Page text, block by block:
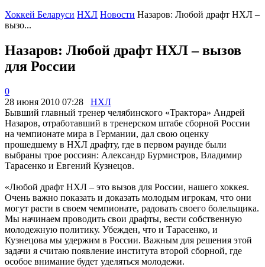
Хоккей Беларуси НХЛ Новости Назаров: Любой драфт НХЛ –
вызо...
Назаров: Любой драфт НХЛ – вызов
для России
0
28 июня 2010 07:28
НХЛ
Бывший главный тренер челябинского «Трактора» Андрей
Назаров, отработавший в тренерском штабе сборной России
на чемпионате мира в Германии, дал свою оценку
прошедшему в НХЛ драфту, где в первом раунде были
выбраны трое россиян: Александр Бурмистров, Владимир
Тарасенко и Евгений Кузнецов.
«Любой драфт НХЛ – это вызов для России, нашего хоккея.
Очень важно показать и доказать молодым игрокам, что они
могут расти в своем чемпионате, радовать своего болельщика.
Мы начинаем проводить свои драфты, вести собственную
молодежную политику. Убежден, что и Тарасенко, и
Кузнецова мы удержим в России. Важным для решения этой
задачи я считаю появление института второй сборной, где
особое внимание будет уделяться молодежи.